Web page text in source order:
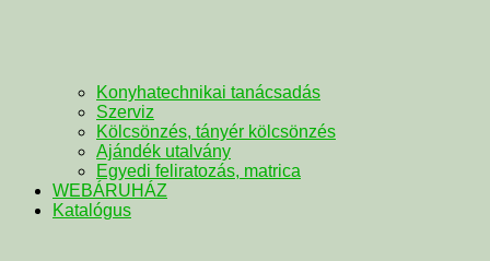
Konyhatechnikai tanácsadás
Szerviz
Kölcsönzés, tányér kölcsönzés
Ajándék utalvány
Egyedi feliratozás, matrica
WEBÁRUHÁZ
Katalógus